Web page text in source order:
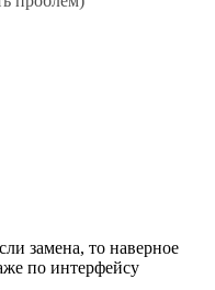
замена, то наверное
по интерфейсу